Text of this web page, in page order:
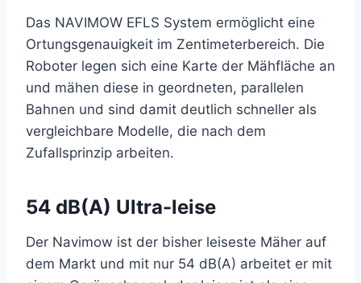
Das NAVIMOW EFLS System ermöglicht eine
Ortungsgenauigkeit im Zentimeterbereich. Die
Roboter legen sich eine Karte der Mähfläche an
und mähen diese in geordneten, parallelen
Bahnen und sind damit deutlich schneller als
vergleichbare Modelle, die nach dem
Zufallsprinzip arbeiten.
54 dB(A) Ultra-leise
Der Navimow ist der bisher leiseste Mäher auf
dem Markt und mit nur 54 dB(A) arbeitet er mit